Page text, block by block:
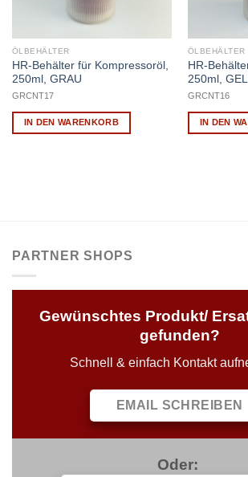
ÖLBEHÄLTER
HR-Behälter für Kompressoröl,
250ml, GRAU
GRCNT17
IN DEN WARENKORB
ÖLBEHÄLTER
HR-
250ml,
GRCNT16
IN DEN
PARTNER SHOPS
Gewünschtes Produkt/
gefunden?
Schnell & einfach Kontakt
EMAIL SCHREIBEN
Oder: